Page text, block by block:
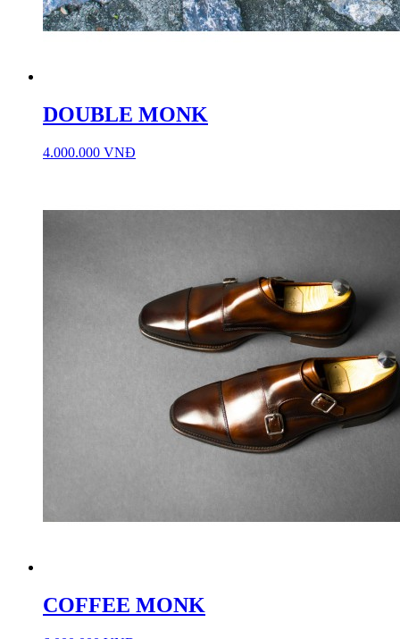
DOUBLE MONK
4.000.000 VNĐ
COFFEE MONK